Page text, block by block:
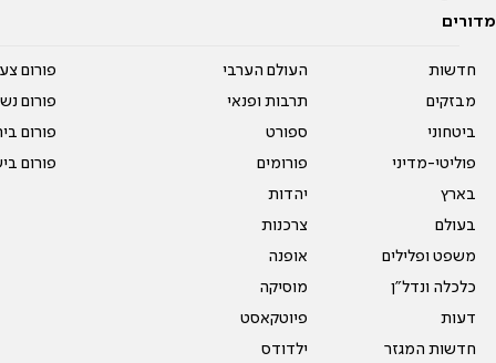
מדורים
חדשות
מבזקים
ביטחוני
פוליטי-מדיני
בארץ
בעולם
משפט ופלילים
כלכלה ונדל"ן
דעות
חדשות המגזר
העולם הערבי
תרבות ופנאי
ספורט
פורומים
יהדות
צרכנות
אופנה
מוסיקה
פיוטקאסט
ילדודס
פורום
פורום
פורום
פורום